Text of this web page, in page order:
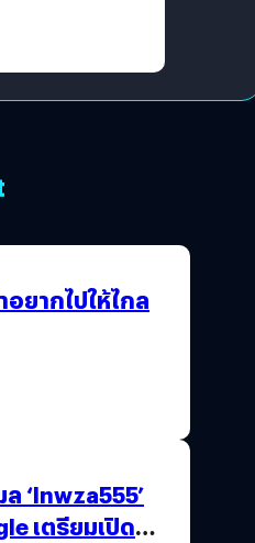
ยากไปให้ไกล
‘lnwza555’
เตรียมเปิด